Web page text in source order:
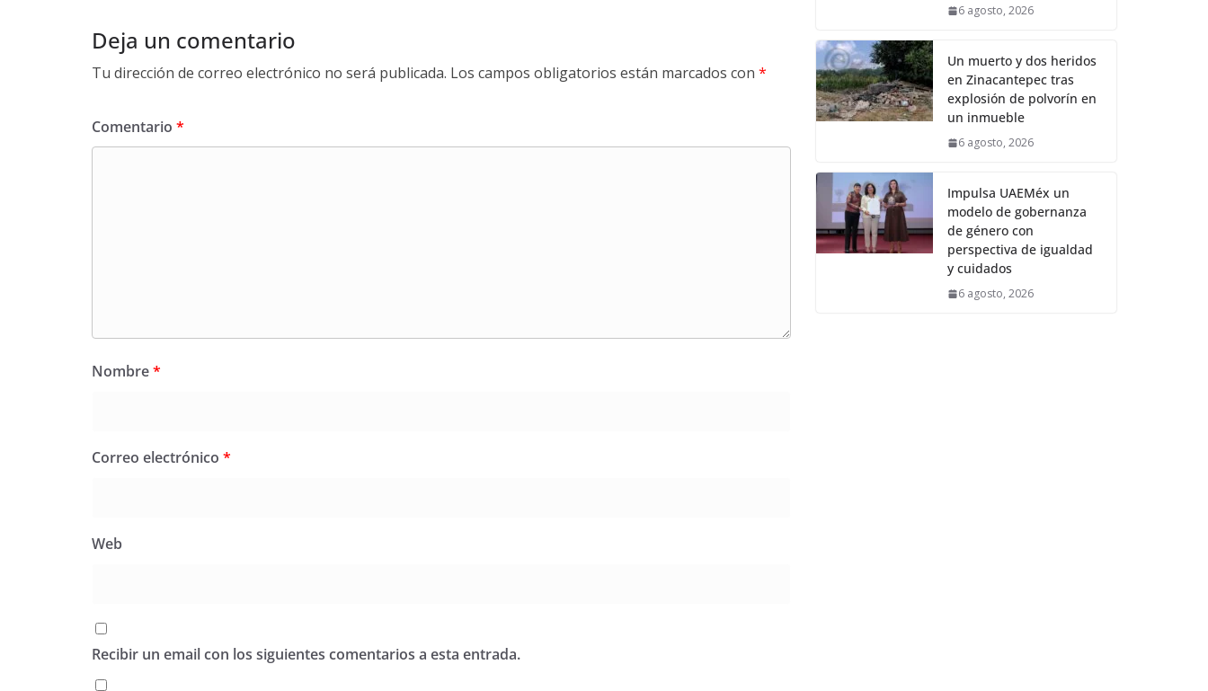
Deja un comentario
Tu dirección de correo electrónico no será publicada. Los campos obligatorios están marcados con *
Comentario *
Nombre*
Correo electrónico *
Web
Recibir un email con los siguientes comentarios a esta entrada.
6 agosto, 2026
Un muerto y dos heridos
en Zinacantepec tras
explosión de polvorín en
un inmueble
6 agosto, 2026
Impulsa UAEMéx un
modelo de gobernanza
de género con
perspectiva de igualdad
y cuidados
6 agosto, 2026